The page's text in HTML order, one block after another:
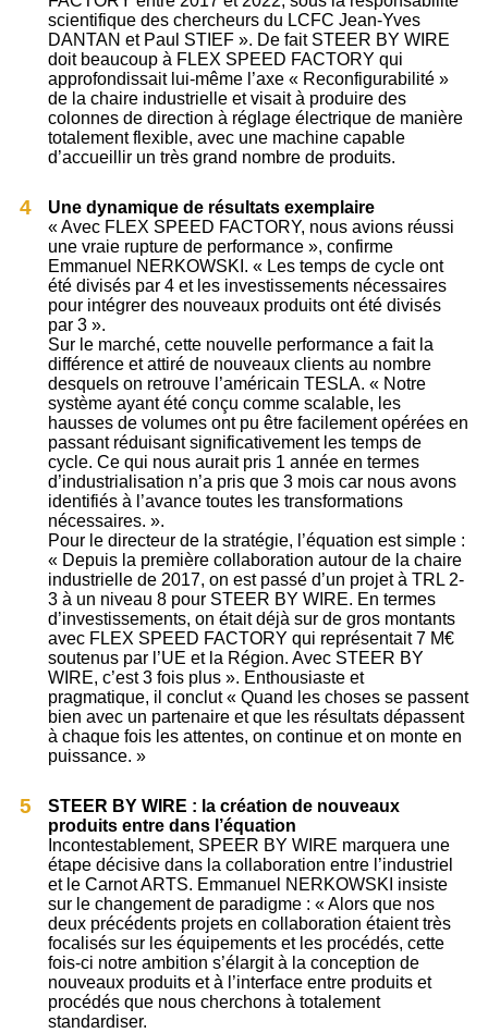
scientifique des chercheurs du LCFC Jean-Yves
DANTAN et Paul STIEF ». De fait STEER BY WIRE
doit beaucoup à FLEX SPEED FACTORY qui
approfondissait lui-même l’axe « Reconfigurabilité »
de la chaire industrielle et visait à produire des
colonnes de direction à réglage électrique de manière
totalement flexible, avec une machine capable
d’accueillir un très grand nombre de produits.
Une dynamique de résultats exemplaire
« Avec FLEX SPEED FACTORY, nous avions réussi
une vraie rupture de performance », confirme
Emmanuel NERKOWSKI. « Les temps de cycle ont
été divisés par 4 et les investissements nécessaires
pour intégrer des nouveaux produits ont été divisés
par 3 ».
Sur le marché, cette nouvelle performance a fait la
différence et attiré de nouveaux clients au nombre
desquels on retrouve l’américain TESLA. « Notre
système ayant été conçu comme scalable, les
hausses de volumes ont pu être facilement opérées en
passant réduisant significativement les temps de
cycle. Ce qui nous aurait pris 1 année en termes
d’industrialisation n’a pris que 3 mois car nous avons
identifiés à l’avance toutes les transformations
nécessaires. ».
Pour le directeur de la stratégie, l’équation est simple :
« Depuis la première collaboration autour de la chaire
industrielle de 2017, on est passé d’un projet à TRL 2-
3 à un niveau 8 pour STEER BY WIRE. En termes
d’investissements, on était déjà sur de gros montants
avec FLEX SPEED FACTORY qui représentait 7 M€
soutenus par l’UE et la Région. Avec STEER BY
WIRE, c’est 3 fois plus ». Enthousiaste et
pragmatique, il conclut « Quand les choses se passent
bien avec un partenaire et que les résultats dépassent
à chaque fois les attentes, on continue et on monte en
puissance. »
STEER BY WIRE : la création de nouveaux
produits entre dans l’équation
Incontestablement, SPEER BY WIRE marquera une
étape décisive dans la collaboration entre l’industriel
et le Carnot ARTS. Emmanuel NERKOWSKI insiste
sur le changement de paradigme : « Alors que nos
deux précédents projets en collaboration étaient très
focalisés sur les équipements et les procédés, cette
fois-ci notre ambition s’élargit à la conception de
nouveaux produits et à l’interface entre produits et
procédés que nous cherchons à totalement
standardiser.